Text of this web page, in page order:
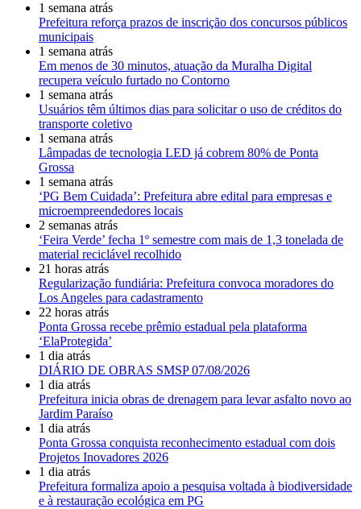
1 semana atrás
Prefeitura reforça prazos de inscrição dos concursos públicos
municipais
1 semana atrás
Em menos de 30 minutos, atuação da Muralha Digital
recupera veículo furtado no Contorno
1 semana atrás
Usuários têm últimos dias para solicitar o uso de créditos do
transporte coletivo
1 semana atrás
Lâmpadas de tecnologia LED já cobrem 80% de Ponta
Grossa
1 semana atrás
‘PG Bem Cuidada’: Prefeitura abre edital para empresas e
microempreendedores locais
2 semanas atrás
‘Feira Verde’ fecha 1º semestre com mais de 1,3 tonelada de
material reciclável recolhido
21 horas atrás
Regularização fundiária: Prefeitura convoca moradores do
Los Angeles para cadastramento
22 horas atrás
Ponta Grossa recebe prêmio estadual pela plataforma
‘ElaProtegida’
1 dia atrás
DIÁRIO DE OBRAS SMSP 07/08/2026
1 dia atrás
Prefeitura inicia obras de drenagem para levar asfalto novo ao
Jardim Paraíso
1 dia atrás
Ponta Grossa conquista reconhecimento estadual com dois
Projetos Inovadores 2026
1 dia atrás
Prefeitura formaliza apoio a pesquisa voltada à biodiversidade
e à restauração ecológica em PG